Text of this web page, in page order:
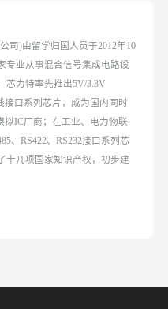
司)由留学归国人员于2012年10
专业从事混合信号集成电路设
芯力特率先推出5V/3.3V
口系列芯片，成为国内同时
IC厂商；在工业、电力物联
、RS422、RS232接口系列芯
十几项国家知识产权，初步建